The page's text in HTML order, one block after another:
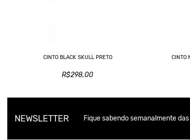
CINTO BLACK SKULL PRETO
R$298,00
CINTO
NEWSLETTER Fique sabendo semanalmente